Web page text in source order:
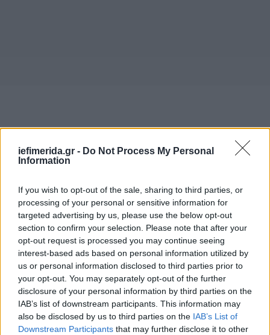
iefimerida.gr - Do Not Process My Personal
Information
If you wish to opt-out of the sale, sharing to third parties, or
processing of your personal or sensitive information for
targeted advertising by us, please use the below opt-out
section to confirm your selection. Please note that after your
opt-out request is processed you may continue seeing
interest-based ads based on personal information utilized by
us or personal information disclosed to third parties prior to
your opt-out. You may separately opt-out of the further
disclosure of your personal information by third parties on the
IAB’s list of downstream participants. This information may
also be disclosed by us to third parties on the IAB’s List of
Downstream Participants that may further disclose it to other